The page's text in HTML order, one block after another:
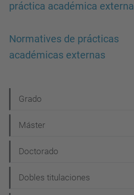
práctica académica externa
Normatives de prácticas
académicas externas
a
v
g
a
Grado
Máster
Doctorado
Dobles titulaciones